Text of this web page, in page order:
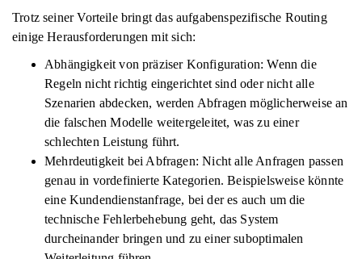
Trotz seiner Vorteile bringt das aufgabenspezifische Routing
einige Herausforderungen mit sich:
Abhängigkeit von präziser Konfiguration: Wenn die
Regeln nicht richtig eingerichtet sind oder nicht alle
Szenarien abdecken, werden Abfragen möglicherweise an
die falschen Modelle weitergeleitet, was zu einer
schlechten Leistung führt.
Mehrdeutigkeit bei Abfragen: Nicht alle Anfragen passen
genau in vordefinierte Kategorien. Beispielsweise könnte
eine Kundendienstanfrage, bei der es auch um die
technische Fehlerbehebung geht, das System
durcheinander bringen und zu einer suboptimalen